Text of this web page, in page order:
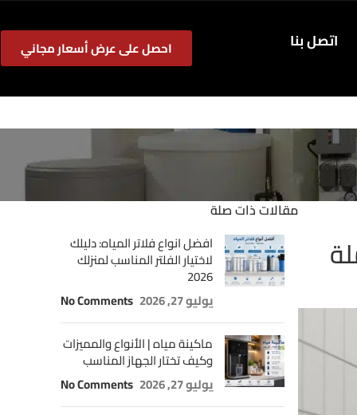
اتصل بنا احصل على عرض أسعار مجاني
مقالات ذات صلة
افضل انواع فلاتر المياه: دليلك
لاختيار الفلتر المناسب لمنزلك
2026
يوليو 27, 2026
No Comments
ماكينة مياه | الأنواع والمميزات
وكيف تختار الجهاز المناسب
يوليو 27, 2026
No Comments